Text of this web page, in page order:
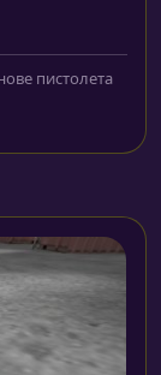
пистолета